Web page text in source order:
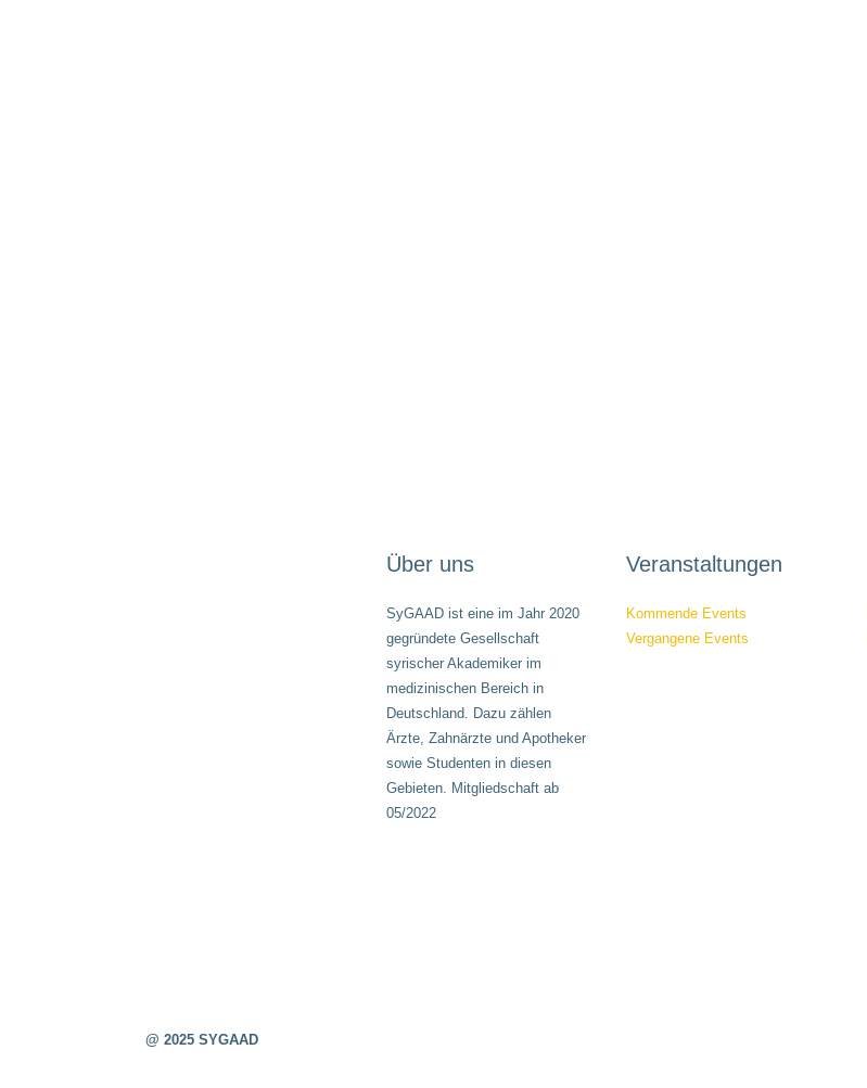
Über uns
SyGAAD ist eine im Jahr 2020
gegründete Gesellschaft
syrischer Akademiker im
medizinischen Bereich in
Deutschland. Dazu zählen
Ärzte, Zahnärzte und Apotheker
sowie Studenten in diesen
Gebieten. Mitgliedschaft ab
05/2022
Veranstaltungen
Kommende Events
Vergangene Events
@ 2025 SYGAAD